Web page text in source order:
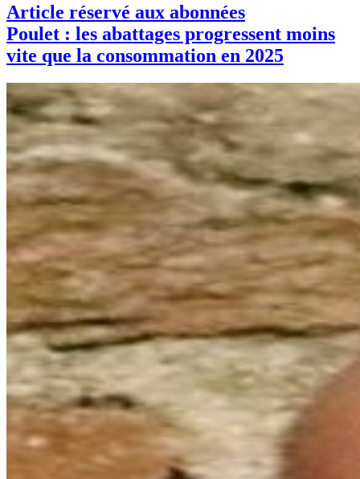
Article réservé aux abonnées
Poulet : les abattages progressent moins
vite que la consommation en 2025